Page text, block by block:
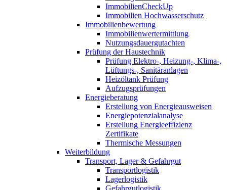
ImmobilienCheckUp
Immobilien Hochwasserschutz
Immobilienbewertung
Immobilienwertermittlung
Nutzungsdauergutachten
Prüfung der Haustechnik
Prüfung Elektro-, Heizung-, Klima-,
Lüftungs-, Sanitäranlagen
Heizöltank Prüfung
Aufzugsprüfungen
Energieberatung
Erstellung von Energieausweisen
Energiepotenzialanalyse
Erstellung Energieeffizienz
Zertifikate
Thermische Messungen
Weiterbildung
Transport, Lager & Gefahrgut
Transportlogistik
Lagerlogistik
Gefahrgutlogistik